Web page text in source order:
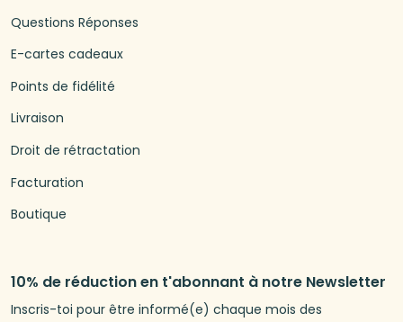
Questions Réponses
E-cartes cadeaux
Points de fidélité
Livraison
Droit de rétractation
Facturation
Boutique
10% de réduction en t'abonnant à notre Newsletter
Inscris-toi pour être informé(e) chaque mois des